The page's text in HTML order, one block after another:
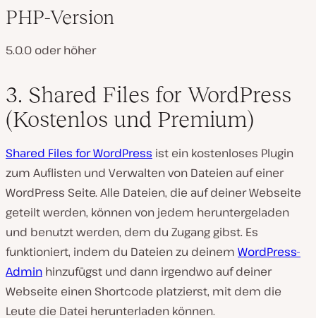
PHP-Version
5.0.0 oder höher
3. Shared Files for WordPress
(Kostenlos und Premium)
Shared Files for WordPress ist ein kostenloses Plugin
zum Auflisten und Verwalten von Dateien auf einer
WordPress Seite. Alle Dateien, die auf deiner Webseite
geteilt werden, können von jedem heruntergeladen
und benutzt werden, dem du Zugang gibst. Es
funktioniert, indem du Dateien zu deinem WordPress-
Admin hinzufügst und dann irgendwo auf deiner
Webseite einen Shortcode platzierst, mit dem die
Leute die Datei herunterladen können.